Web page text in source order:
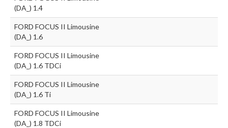
(DA_) 1.4
FORD FOCUS II Limousine
(DA_) 1.6
FORD FOCUS II Limousine
(DA_) 1.6 TDCi
FORD FOCUS II Limousine
(DA_) 1.6 Ti
FORD FOCUS II Limousine
(DA_) 1.8 TDCi